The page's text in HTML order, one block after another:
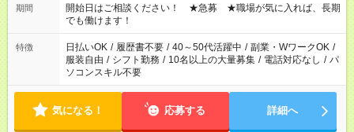
ん ※法令に基づき、週20時間以上勤務は社会保険への加入対象
となります ※労働者派遣法（日雇い派遣の原則禁止）により、
短時間・短期間の就業はご案内が難しい場合があります
期間
開始日はご相談ください！ ★急募 ★職場が気に入れば、長期
でも働けます！
特徴 日払いOK / 履歴書不要 / 40～50代活躍中 / 副業・WワークOK /
服装自由 / シフト勤務 / 10名以上の大量募集 / 電話対応なし / パ
ソコンスキル不要
気になる！ 応募する 詳細へ